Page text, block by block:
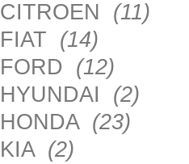
CITROEN (11)
FIAT (14)
FORD (12)
HYUNDAI (2)
HONDA (23)
KIA (2)